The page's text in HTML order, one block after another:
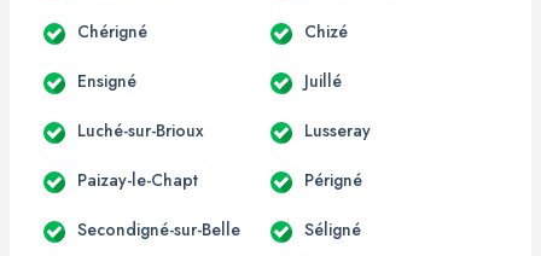
Chérigné Chizé
Ensigné Juillé
Luché-sur-Brioux Lusseray
Paizay-le-Chapt Périgné
Secondigné-sur-Belle Séligné